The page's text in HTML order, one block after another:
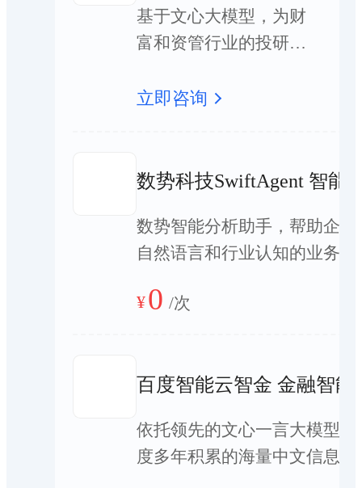
问答效果。
基于文心大模型，为财
富和资管行业的投研、
化辅助软件系统；旨在
金理财师等金融机构从
拓展服务范畴。
立即咨询
数势科技SwiftAgent 智能
数势智能分析助手，帮助企业
自然语言和行业认知的业务
¥0 /次
百度智能云智金 金融智能
依托领先的文心一言大模型与
度多年积累的海量中文信息和